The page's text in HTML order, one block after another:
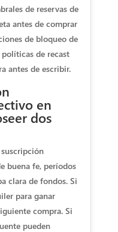
de reservas de
antes de comprar
de bloqueo de
de recast
antes de escribir.
en
dos
buena fe, períodos
clara de fondos. Si
para ganar
compra. Si
pueden